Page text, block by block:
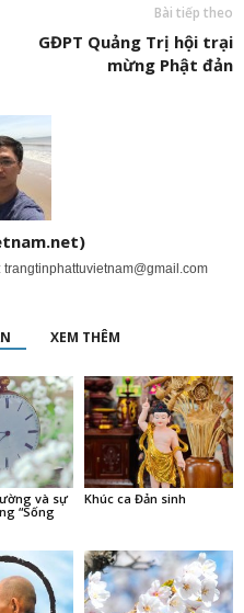
Bài tiếp theo
GĐPT Quảng Trị hội trại
mừng Phật đản
trangtinphattuvietnam@gmail.com
XEM THÊM
và sự
“Sống
Khúc ca Đản sinh